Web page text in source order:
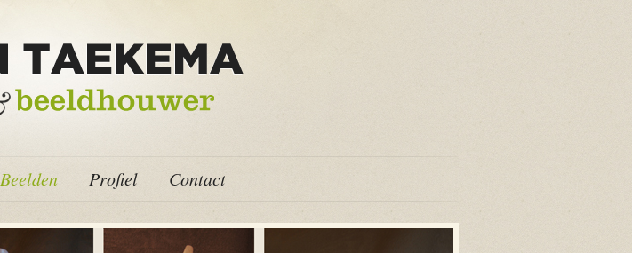
Beelden Profiel Contact